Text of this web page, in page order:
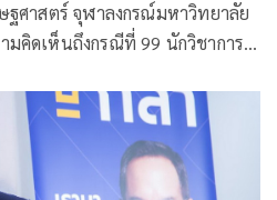
ศาสตร์ จุฬาลงกรณ์มหาวิทยาลัย
มคิดเห็นถึงกรณีที่ 99 นักวิชาการ